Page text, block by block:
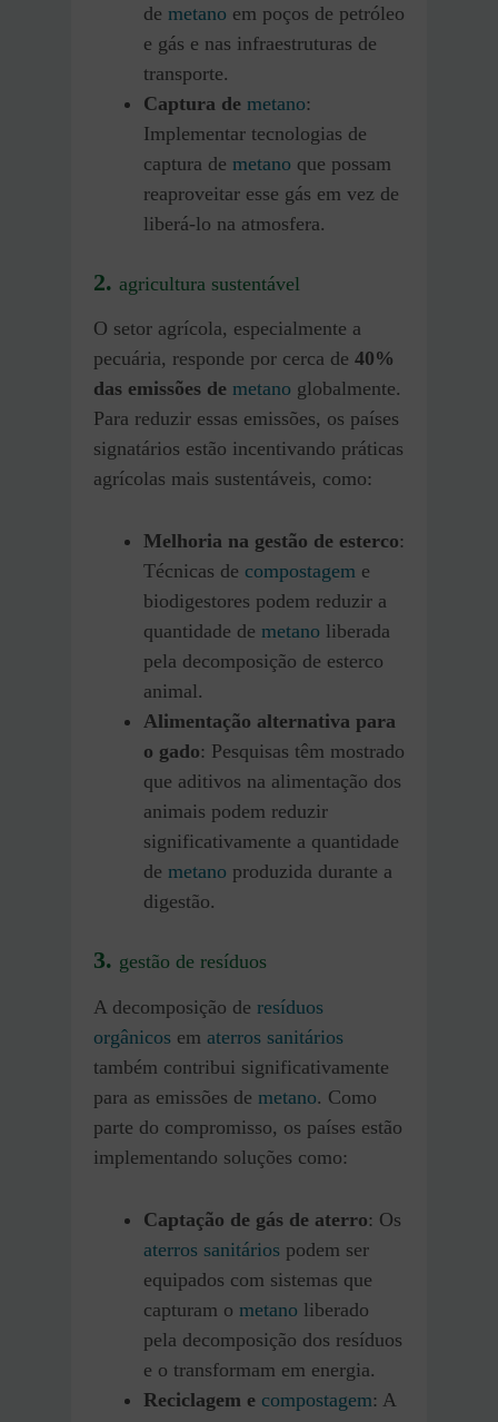
de metano em poços de petróleo
e gás e nas infraestruturas de
transporte.
Captura de metano:
Implementar tecnologias de
captura de metano que possam
reaproveitar esse gás em vez de
liberá-lo na atmosfera.
2. agricultura sustentável
O setor agrícola, especialmente a
pecuária, responde por cerca de 40%
das emissões de metano globalmente.
Para reduzir essas emissões, os países
signatários estão incentivando práticas
agrícolas mais sustentáveis, como:
Melhoria na gestão de esterco:
Técnicas de compostagem e
biodigestores podem reduzir a
quantidade de metano liberada
pela decomposição de esterco
animal.
Alimentação alternativa para
o gado: Pesquisas têm mostrado
que aditivos na alimentação dos
animais podem reduzir
significativamente a quantidade
de metano produzida durante a
digestão.
3. gestão de resíduos
A decomposição de resíduos
orgânicos em aterros sanitários
também contribui significativamente
para as emissões de metano. Como
parte do compromisso, os países estão
implementando soluções como:
Captação de gás de aterro: Os
aterros sanitários podem ser
equipados com sistemas que
capturam o metano liberado
pela decomposição dos resíduos
e o transformam em energia.
Reciclagem e compostagem: A